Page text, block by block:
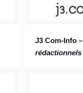
J3 Com-Info –
rédactionnels